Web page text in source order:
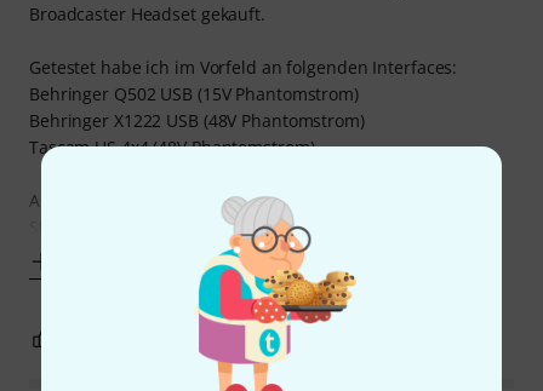
Broadcaster Headset gekauft.
Getestet habe ich im Vorfeld an folgenden Interfaces:
Behringer Q502 USB (15V Phantomstrom)
Behringer X1222 USB (48V Phantomstrom)
Tascam US 4x4 (48V Phantomstrom)
An alln Interfaces habe ich einen sauberen Klang ohne
Störgeräusche hinbekommen. Scheinbar
BEWERTUNG MELDEN